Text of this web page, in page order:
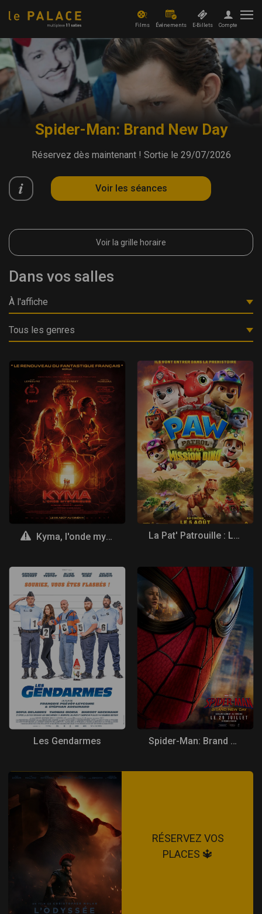
Films
Evénements
Xpérience
PRO
Films Événements E-Billets Compte
Spider-Man: Brand New Day
Réservez dès maintenant ! Sortie le 29/07/2026
Voir les séances
Voir la grille horaire
Dans vos salles
A Kyma, l'onde mysterieuse La Pat' Patrouille : Le film mission Dino
Les Gendarmes Spider-Man: Brand New Day
RÉSERVEZ VOS
PLACES 🔱